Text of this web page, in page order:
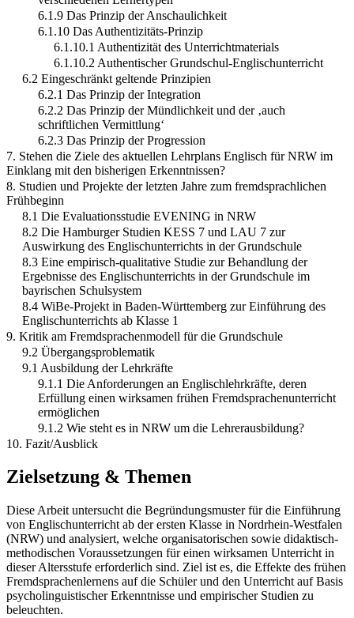
6.1.9 Das Prinzip der Anschaulichkeit
6.1.10 Das Authentizitäts-Prinzip
6.1.10.1 Authentizität des Unterrichtmaterials
6.1.10.2 Authentischer Grundschul-Englischunterricht
6.2 Eingeschränkt geltende Prinzipien
6.2.1 Das Prinzip der Integration
6.2.2 Das Prinzip der Mündlichkeit und der ‚auch
schriftlichen Vermittlung‘
6.2.3 Das Prinzip der Progression
7. Stehen die Ziele des aktuellen Lehrplans Englisch für NRW im
Einklang mit den bisherigen Erkenntnissen?
8. Studien und Projekte der letzten Jahre zum fremdsprachlichen
Frühbeginn
8.1 Die Evaluationsstudie EVENING in NRW
8.2 Die Hamburger Studien KESS 7 und LAU 7 zur
Auswirkung des Englischunterrichts in der Grundschule
8.3 Eine empirisch-qualitative Studie zur Behandlung der
Ergebnisse des Englischunterrichts in der Grundschule im
bayrischen Schulsystem
8.4 WiBe-Projekt in Baden-Württemberg zur Einführung des
Englischunterrichts ab Klasse 1
9. Kritik am Fremdsprachenmodell für die Grundschule
9.2 Übergangsproblematik
9.1 Ausbildung der Lehrkräfte
9.1.1 Die Anforderungen an Englischlehrkräfte, deren
Erfüllung einen wirksamen frühen Fremdsprachenunterricht
ermöglichen
9.1.2 Wie steht es in NRW um die Lehrerausbildung?
10. Fazit/Ausblick
Zielsetzung & Themen
Diese Arbeit untersucht die Begründungsmuster für die Einführung
von Englischunterricht ab der ersten Klasse in Nordrhein-Westfalen
(NRW) und analysiert, welche organisatorischen sowie didaktisch-
methodischen Voraussetzungen für einen wirksamen Unterricht in
dieser Altersstufe erforderlich sind. Ziel ist es, die Effekte des frühen
Fremdsprachenlernens auf die Schüler und den Unterricht auf Basis
psycholinguistischer Erkenntnisse und empirischer Studien zu
beleuchten.